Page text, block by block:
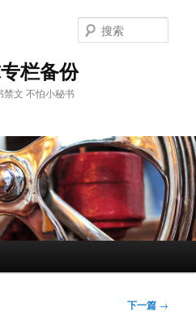
栏备份
文 不怕小秘书
索
下一篇 →